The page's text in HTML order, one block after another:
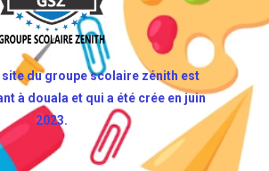
site du groupe scolaire zénith est
à douala et qui a été crée en juin
2023.